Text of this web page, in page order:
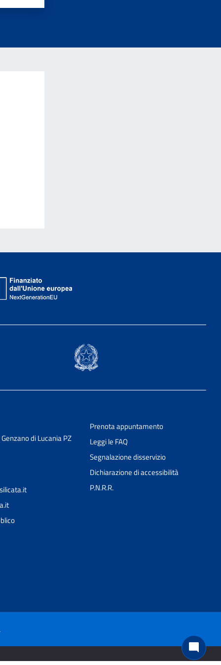
mode_comment
di Lucania PZ
Prenota appuntamento
Leggi le FAQ
Segnalazione disservizio
Dichiarazione di accessibilità
P.N.R.R.